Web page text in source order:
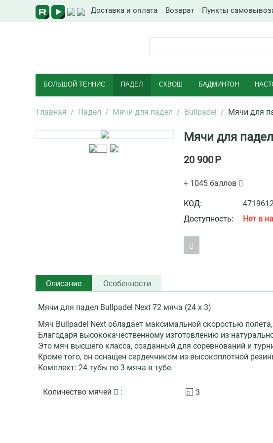
Доставка и оплата Возврат Пункты
БОЛЬШОЙ ТЕННИС ПАДЕЛ СКВОШ БАДМИНТОН
Главная / Падел / Мячи для падел / Bullpadel / Мячи для
Мячи для
20 900Р
+ 1045 баллов
КОД:
Доступность:
Нет в
Описание Особенности
Мячи для падел Bullpadel Next 72 мяча (24 х 3)
Мяч Bullpadel Next обладает максимальной скоростью
Благодаря высококачественному изготовлению из
Это мяч высшего класса, созданный для соревнований и
Кроме того, он оснащен сердечником из высокоплотной
Комплект: 24 тубы по 3 мяча в тубе.
Количество мячей : 3